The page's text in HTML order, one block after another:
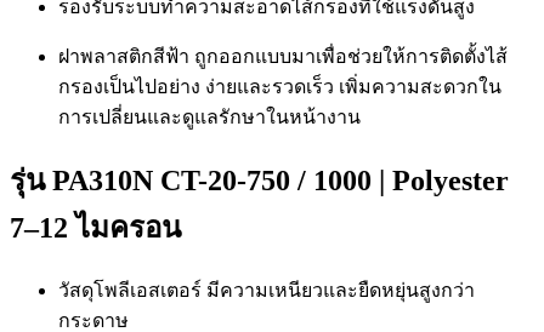
รองรับระบบทำความสะอาดไส้กรองที่ใช้แรงดันสูง
ฝาพลาสติกสีฟ้า ถูกออกแบบมาเพื่อช่วยให้การติดตั้งไส้
กรองเป็นไปอย่าง ง่ายและรวดเร็ว เพิ่มความสะดวกใน
การเปลี่ยนและดูแลรักษาในหน้างาน
รุ่น PA310N CT-20-750 / 1000 | Polyester
7–12 ไมครอน
วัสดุโพลีเอสเตอร์ มีความเหนียวและยืดหยุ่นสูงกว่า
กระดาษ